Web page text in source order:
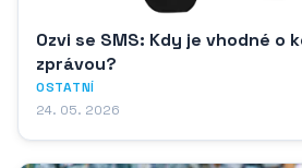
Ozvi se SMS: Kdy je vhodné o
zprávou?
OSTATNÍ
24. 05. 2026